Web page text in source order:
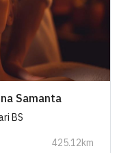
Samanta
BS
425.12km